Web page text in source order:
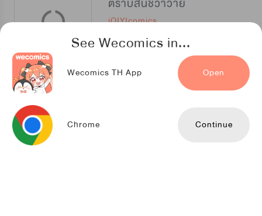
See Wecomics in...
Wecomics TH App Open
Chrome Continue
iQIYIcomics
อัญเชิญรักจอมมารมือใหม่